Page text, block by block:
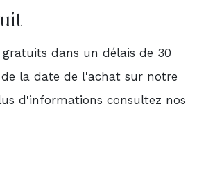
dans un délais de 30
la date de l'achat sur notre
d'informations consultez nos